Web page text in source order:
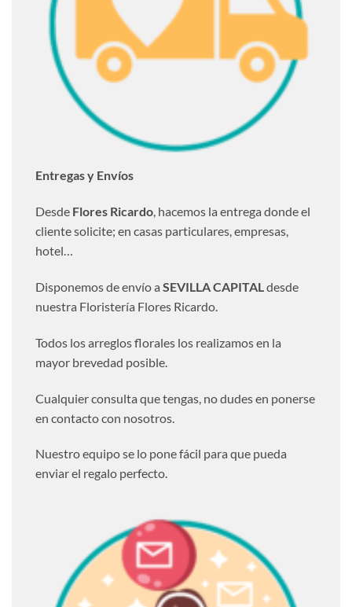
Entregas y Envíos
Desde Flores Ricardo, hacemos la entrega donde el
cliente solicite; en casas particulares, empresas,
hotel…
Disponemos de envío a SEVILLA CAPITALdesde
nuestra Floristería Flores Ricardo.
Todos los arreglos florales los realizamos en la
mayor brevedad posible.
Cualquier consulta que tengas, no dudes en ponerse
en contacto con nosotros.
Nuestro equipo se lo pone fácil para que pueda
enviar el regalo perfecto.